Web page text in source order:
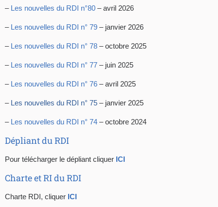
– Les nouvelles du RDI n°80 – avril 2026
– Les nouvelles du RDI n° 79 – janvier 2026
– Les nouvelles du RDI n° 78 – octobre 2025
– Les nouvelles du RDI n° 77 – juin 2025
– Les nouvelles du RDI n° 76 – avril 2025
– Les nouvelles du RDI n° 75 – janvier 2025
– Les nouvelles du RDI n° 74 – octobre 2024
Dépliant du RDI
Pour télécharger le dépliant cliquer ICI
Charte et RI du RDI
Charte RDI, cliquer ICI